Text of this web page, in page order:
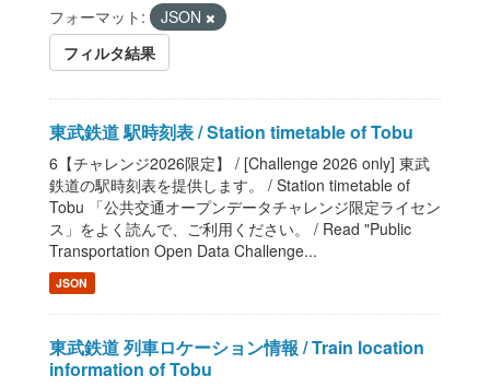
フォーマット:
JSON
フィルタ結果
東武鉄道 駅時刻表 / Station timetable of Tobu
6【チャレンジ2026限定】 / [Challenge 2026 only] 東武
鉄道の駅時刻表を提供します。 / Station timetable of
Tobu 「公共交通オープンデータチャレンジ限定ライセン
ス」をよく読んで、ご利用ください。 / Read "Public
Transportation Open Data Challenge...
JSON
東武鉄道 列車ロケーション情報 / Train location
information of Tobu